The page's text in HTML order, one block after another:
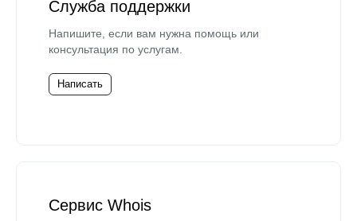
Служба поддержки
Напишите, если вам нужна помощь или
консультация по услугам.
Написать
Сервис Whois